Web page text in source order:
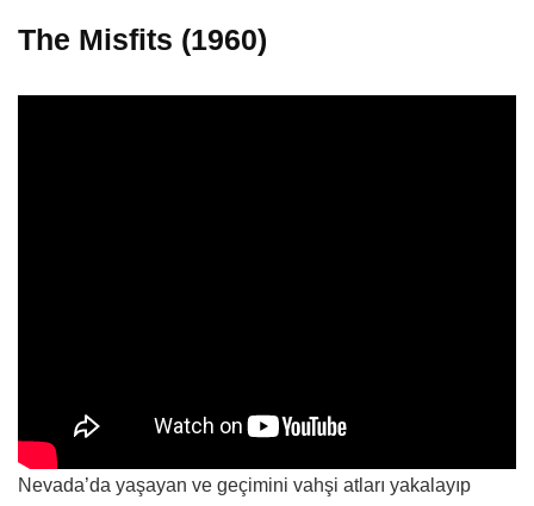
The Misfits (1960)
Nevada’da yaşayan ve geçimini vahşi atları yakalayıp